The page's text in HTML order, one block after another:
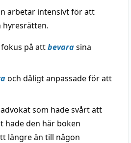
arbetar intensivt för att
hyresrätten.
på attbevarasina
och dåligt anpassade för att
som hade svårt att
hade den här boken
längre än till någon